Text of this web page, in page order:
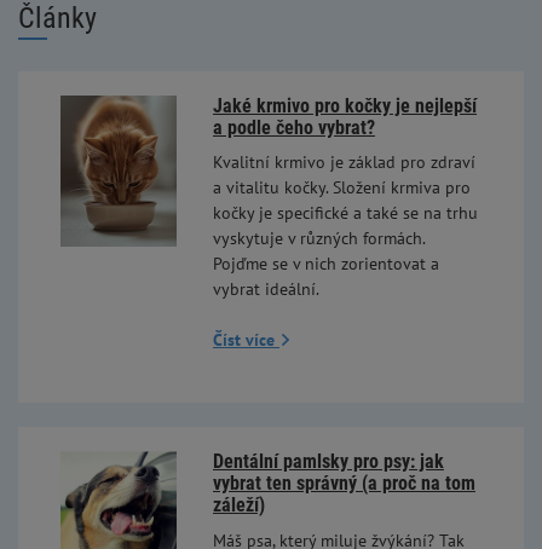
Články
Jaké krmivo pro kočky je nejlepší
a podle čeho vybrat?
Kvalitní krmivo je základ pro zdraví
a vitalitu kočky. Složení krmiva pro
kočky je specifické a také se na trhu
vyskytuje v různých formách.
Pojďme se v nich zorientovat a
vybrat ideální.
Číst více
Dentální pamlsky pro psy: jak
vybrat ten správný (a proč na tom
záleží)
Máš psa, který miluje žvýkání? Tak